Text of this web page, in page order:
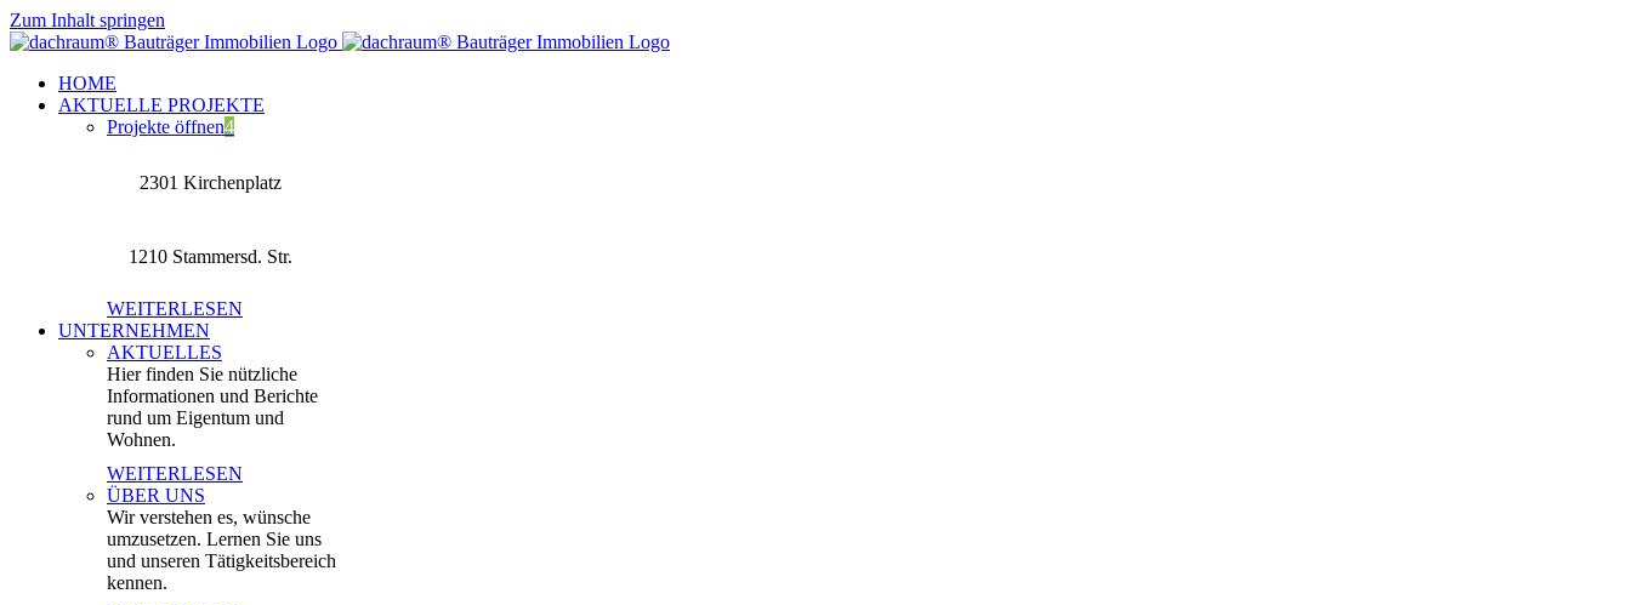
Zum Inhalt springen
HOME
AKTUELLE PROJEKTE
Projekte öffnen4
2301 Kirchenplatz
1210 Stammersd. Str.
WEITERLESEN
UNTERNEHMEN
AKTUELLES
Hier finden Sie nützliche
Informationen und Berichte
rund um Eigentum und
Wohnen.
WEITERLESEN
ÜBER UNS
Wir verstehen es, wünsche
umzusetzen. Lernen Sie uns
und unseren Tätigkeitsbereich
kennen.